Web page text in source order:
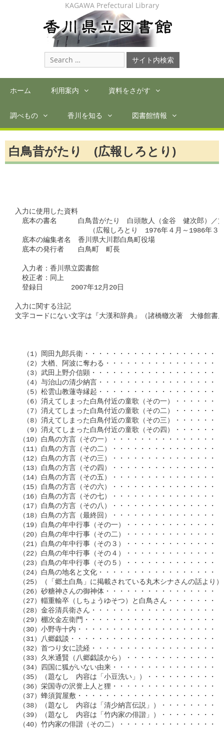
KAGAWA Prefectural Library
Search
for:
ホーム 利用案内 資料をさがす
調べもの 香川を知る 図書館情報
白鳥昔がたり (広報しろとり)
入力に使用した資料
底本の書名　　　白鳥昔がたり　白頭散人（金谷　健次郎）／
　　（広報しろとり　1976年４月～1986年
底本の編集者名　香川県大川郡白鳥町役場
底本の発行者　　白鳥町　町長
入力者：香川県立図書館
校正者：同上
登録日　　　　2007年12月20日
入力に関する注記
文字コードにない文字は『大漢和辞典』（諸橋轍次著　大修館書
（1）岡田九郎兵衛・・・・・・・・・・・・・・・・・・・
（2）大楢、阿波に奪わる・・・・・・・・・・・・・・・・
（3）武田上野介信顕・・・・・・・・・・・・・・・・・・
（4）与治山の清少納言・・・・・・・・・・・・・・・・・
（5）松雲山教蓮寺縁起・・・・・・・・・・・・・・・・・
（6）消えてしまった白鳥付近の童歌（その一）・・・・・・
（7）消えてしまった白鳥付近の童歌（その二）・・・・・・
（8）消えてしまった白鳥付近の童歌（その三）・・・・・・
（9）消えてしまった白鳥付近の童歌（その四）・・・・・・
（10）白鳥の方言（その一）・・・・・・・・・・・・・・・
（11）白鳥の方言（その二）・・・・・・・・・・・・・・・
（12）白鳥の方言（その三）・・・・・・・・・・・・・・・
（13）白鳥の方言（その四）・・・・・・・・・・・・・・・
（14）白鳥の方言（その五）・・・・・・・・・・・・・・・
（15）白鳥の方言（その六）・・・・・・・・・・・・・・・
（16）白鳥の方言（その七）・・・・・・・・・・・・・・・
（17）白鳥の方言（その八）・・・・・・・・・・・・・・・
（18）白鳥の方言（最終回）・・・・・・・・・・・・・・・
（19）白鳥の年中行事（その一）・・・・・・・・・・・・・
（20）白鳥の年中行事（その二）・・・・・・・・・・・・・
（21）白鳥の年中行事（その３）・・・・・・・・・・・・・
（22）白鳥の年中行事（その４）・・・・・・・・・・・・・
（23）白鳥の年中行事（その５）・・・・・・・・・・・・・
（24）白鳥の地名と文化・・・・・・・・・・・・・・・・・
（25）（「郷土白鳥」に掲載されている丸木シナさんの話より
（26）砂糖神さんの御神体・・・・・・・・・・・・・・・・
（27）輜重輸卒（しちょうゆそつ）と白鳥さん・・・・・・・
（28）金谷清兵衛さん・・・・・・・・・・・・・・・・・・
（29）棚次金左衛門・・・・・・・・・・・・・・・・・・・
（30）小野寺十内・・・・・・・・・・・・・・・・・・・・
（31）八郷戯談・・・・・・・・・・・・・・・・・・・・・
（32）首つり女に読経・・・・・・・・・・・・・・・・・・
（33）久米通賢（八郷戯談から）・・・・・・・・・・・・・
（34）四国に狐がいない由来・・・・・・・・・・・・・・・
（35）（題なし　内容は「小豆洗い」）・・・・・・・・・・
（36）栄国寺の沢誉上人と狸・・・・・・・・・・・・・・・
（37）蜂須賀屋敷・・・・・・・・・・・・・・・・・・・・
（38）（題なし　内容は「清少納言伝説」）・・・・・・・・
（39）（題なし　内容は「竹内家の俳諧」）・・・・・・・・
（40）竹内家の俳諧（その二）・・・・・・・・・・・・・・